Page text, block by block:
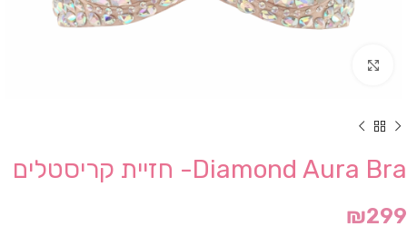
Diamond Aura Bra- חזיית קריסטלים
₪299